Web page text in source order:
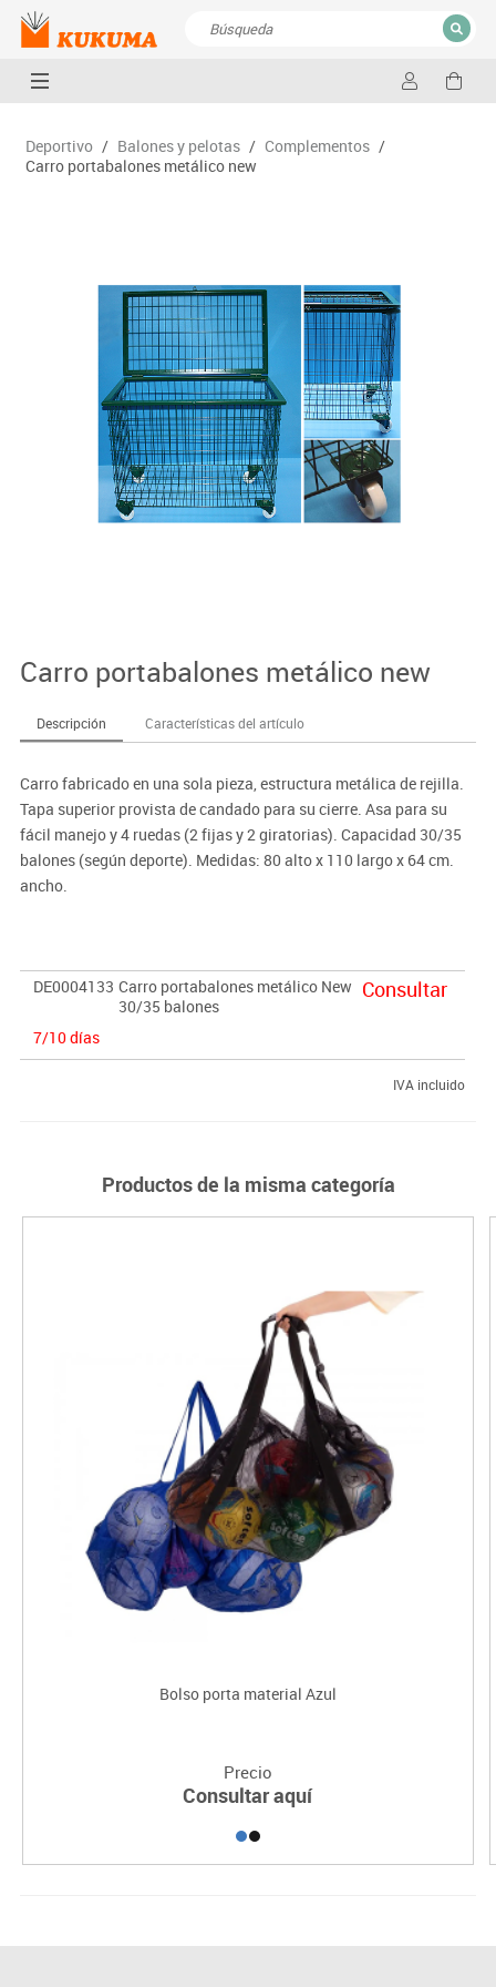
CERRAR
Deportivo / Balones y pelotas / Complementos /
Carro portabalones metálico new
Carro portabalones metálico new
Descripción Características del artículo
Carro fabricado en una sola pieza, estructura metálica de rejilla.
Tapa superior provista de candado para su cierre. Asa para su
fácil manejo y 4 ruedas (2 fijas y 2 giratorias). Capacidad 30/35
balones (según deporte). Medidas: 80 alto x 110 largo x 64 cm.
ancho.
DE0004133 Carro portabalones metálico New
30/35 balones
7/10 días
Consultar
IVA incluido
Productos de la misma categoría
Bolso porta material Azul
Precio
Consultar aquí